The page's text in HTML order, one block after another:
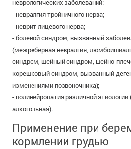
неврологических заболеваний:
- невралгия тройничного нерва;
- неврит лицевого нерва;
- болевой синдром, вызванный
(межреберная невралгия,
синдром, шейный синдром, шейно-
корешковый синдром, вызванный
изменениями позвоночника);
- полинейропатия различной этиологии
алкогольная).
Применение при
кормлении грудью